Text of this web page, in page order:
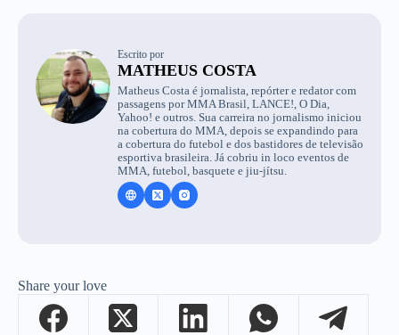
Escrito por
MATHEUS COSTA
Matheus Costa é jornalista, repórter e redator com
passagens por MMA Brasil, LANCE!, O Dia,
Yahoo! e outros. Sua carreira no jornalismo iniciou
na cobertura do MMA, depois se expandindo para
a cobertura do futebol e dos bastidores de televisão
esportiva brasileira. Já cobriu in loco eventos de
MMA, futebol, basquete e jiu-jítsu.
Share your love